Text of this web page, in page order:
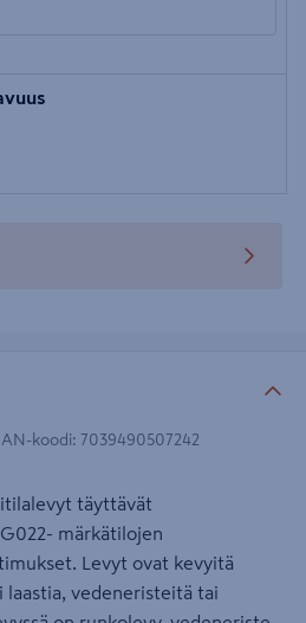
koodi: 7039490507242
täyttävät
märkätilojen
Levyt ovat kevyitä
laastia, vedeneristeitä tai